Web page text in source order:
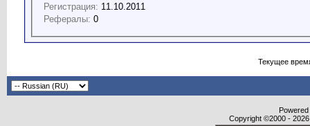
Регистрация: 11.10.2011
Рефералы: 0
Текущее
Copyright ©2000 -